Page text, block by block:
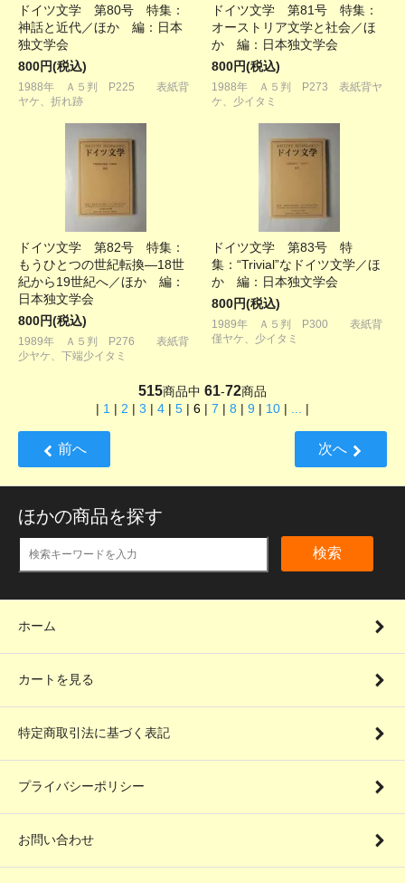
ドイツ文学 第80号 特集：
神話と近代／ほか 編：日本
独文学会
800円(税込)
1988年 Ａ５判 P225 表紙背
ヤケ、折れ跡
ドイツ文学 第81号 特集：
オーストリア文学と社会／ほ
か 編：日本独文学会
800円(税込)
1988年 Ａ５判 P273 表紙背ヤ
ケ、少イタミ
ドイツ文学 第82号 特集：
もうひとつの世紀転換―18世
紀から19世紀へ／ほか 編：
日本独文学会
800円(税込)
1989年 Ａ５判 P276 表紙背
少ヤケ、下端少イタミ
ドイツ文学 第83号 特
集：“Trivial”なドイツ文学／ほ
か 編：日本独文学会
800円(税込)
1989年 Ａ５判 P300 表紙背
僅ヤケ、少イタミ
515商品中 61-72商品
| 1 | 2 | 3 | 4 | 5 | 6 | 7 | 8 | 9 | 10 | ... |
前へ 次へ
ほかの商品を探す
検索
ホーム
カートを見る
特定商取引法に基づく表記
プライバシーポリシー
お問い合わせ